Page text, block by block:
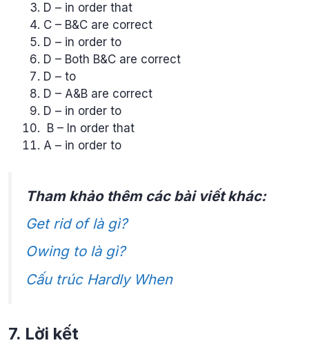
D – in order that
C – B&C are correct
D – in order to
D – Both B&C are correct
D – to
D – A&B are correct
D – in order to
B – In order that
A – in order to
Tham khảo thêm các bài viết khác:
Get rid of là gì?
Owing to là gì?
Cấu trúc Hardly When
7. Lời kết